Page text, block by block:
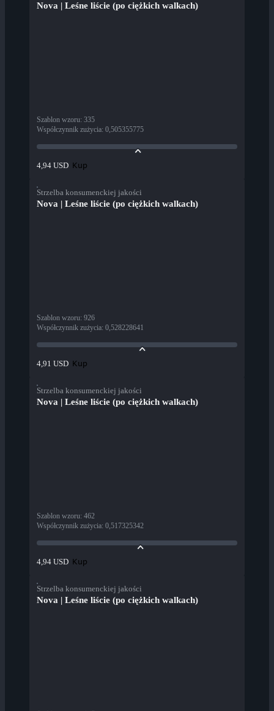
Nova | Leśne liście (po ciężkich walkach)
Szablon wzoru: 335
Współczynnik zużycia: 0,505355775
4,94 USD Kup
Strzelba konsumenckiej jakości
Nova | Leśne liście (po ciężkich walkach)
Szablon wzoru: 926
Współczynnik zużycia: 0,528228641
4,91 USD Kup
Strzelba konsumenckiej jakości
Nova | Leśne liście (po ciężkich walkach)
Szablon wzoru: 462
Współczynnik zużycia: 0,517325342
4,94 USD Kup
Strzelba konsumenckiej jakości
Nova | Leśne liście (po ciężkich walkach)